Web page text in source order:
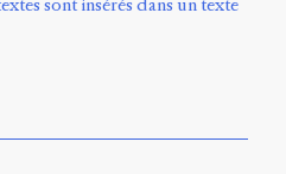
sont insérés dans un texte